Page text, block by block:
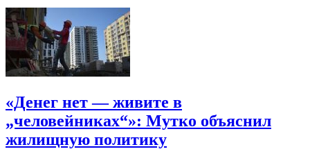
«Денег нет — живите в
„человейниках“»: Мутко объяснил
жилищную политику